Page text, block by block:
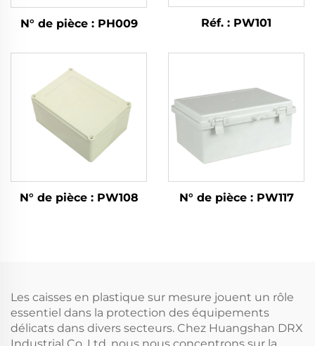
N° de pièce : PH009 Réf. : PW101
N° de pièce : PW108 N° de pièce : PW117
Les caisses en plastique sur mesure jouent un rôle
essentiel dans la protection des équipements
délicats dans divers secteurs. Chez Huangshan DRX